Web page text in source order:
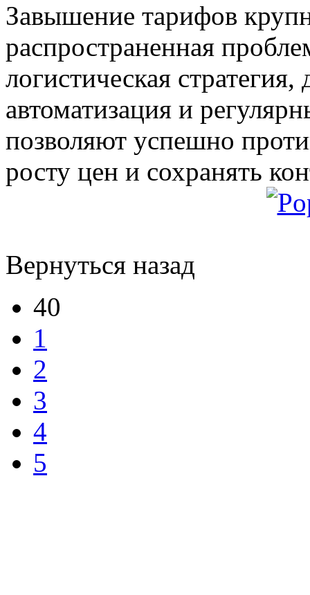
Завышение тарифов
распространенная
логистическая
автоматизация и
позволяют успешно
росту цен и сохранять
Вернуться назад
40
1
2
3
4
5